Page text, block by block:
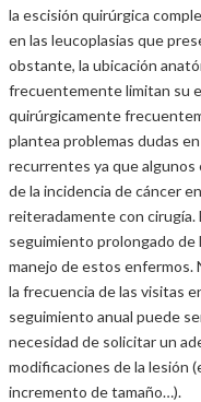
la escisión quirúrgica
en las leucoplasias que
obstante, la ubicación
frecuentemente limitan su
quirúrgicamente
plantea problemas dudas
recurrentes ya que
de la incidencia de cáncer
reiteradamente con cirugía.
seguimiento prolongado de
manejo de estos enfermos.
la frecuencia de las visitas
seguimiento anual puede
necesidad de solicitar un
modificaciones de la lesión
incremento de tamaño…).